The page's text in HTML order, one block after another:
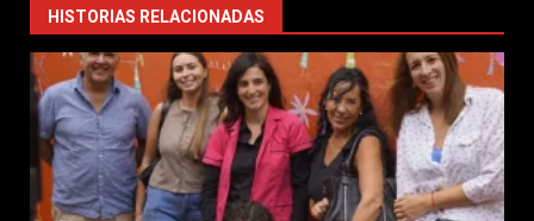
HISTORIAS RELACIONADAS